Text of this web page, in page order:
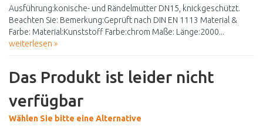
Ausführung:konische- und Rändelmutter DN15, knickgeschützt.
Beachten Sie: Bemerkung:Geprüft nach DIN EN 1113 Material &
Farbe: Material:Kunststoff Farbe:chrom Maße: Länge:2000...
weiterlesen »
Das Produkt ist leider nicht
verfügbar
Wählen Sie bitte eine Alternative